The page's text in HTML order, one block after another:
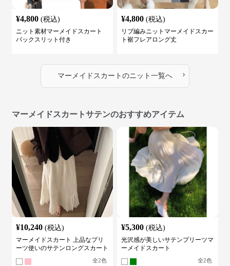
¥4,800 (税込)
ニット素材マーメイドスカート
バックスリット付き
¥4,800 (税込)
リブ編みニットマーメイドスカー
ト裾フレアロング丈
マーメイドスカート のニット 一覧へ ›
マーメイドスカートサテンのおすすめアイテム
¥10,240 (税込)
マーメイドスカート 上品なプリ
ーツ使いのサテンロングスカート
全2色
¥5,300 (税込)
光沢感が美しいサテンプリーツマ
ーメイドスカート
全2色